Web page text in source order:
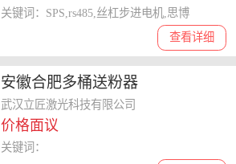
查看详细
关键词：SPS,rs485,丝杠步进电机,思博
安徽合肥多桶送粉器
武汉立匠激光科技有限公司
价格面议
关键词：